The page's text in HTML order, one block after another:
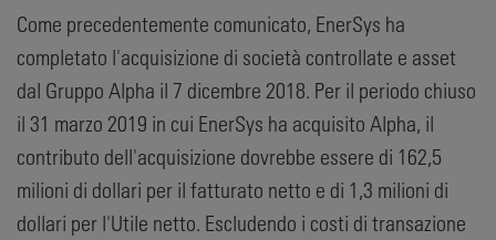
Come precedentemente comunicato, EnerSys ha
completato l'acquisizione di società controllate e asset
dal Gruppo Alpha il 7 dicembre 2018. Per il periodo chiuso
il 31 marzo 2019 in cui EnerSys ha acquisito Alpha, il
contributo dell'acquisizione dovrebbe essere di 162,5
milioni di dollari per il fatturato netto e di 1,3 milioni di
dollari per l'Utile netto. Escludendo i costi di transazione